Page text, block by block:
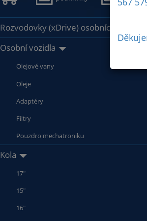
údajů
Rozvodovky (xDrive) osobních vozidel
Osobní vozidla
Olejové vany
Oleje
Adaptéry
Filtry
Pouzdro mechatroniku
Kola
17"
15"
16"